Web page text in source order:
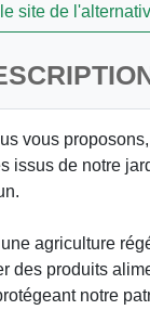
site de
vous
issus de notre
agriculture
des produits
notre